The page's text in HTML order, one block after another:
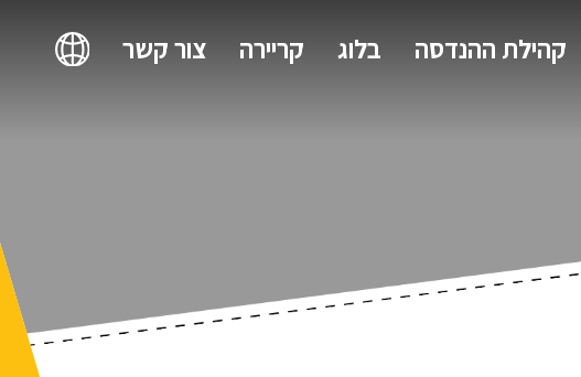
קהילת ההנדסה בלוג קריירה צור קשר